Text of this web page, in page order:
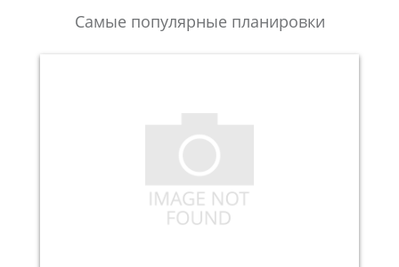
Самые популярные планировки